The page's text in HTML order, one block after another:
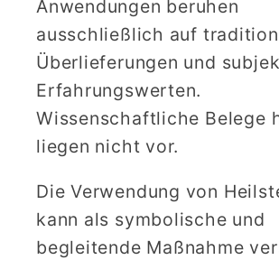
Anwendungen beruhen
ausschließlich auf
Überlieferungen und
Erfahrungswerten.
Wissenschaftliche Belege
liegen nicht vor.
Die Verwendung von
kann als symbolische und
begleitende Maßnahme